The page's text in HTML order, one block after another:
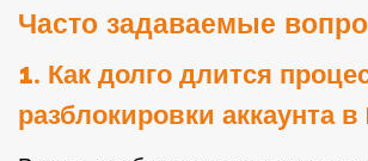
Часто задаваемые
1. Как долго длится
разблокировки аккаунта